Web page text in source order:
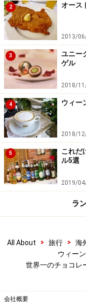
2 オース
2013/
3
ユニー
ゲル
2018/
4 ウィー
2018/
5
これだ
ル5選
2019/
ラ
All About > 旅行 > 海
ウィー
世界一のチョコレ
会社概要